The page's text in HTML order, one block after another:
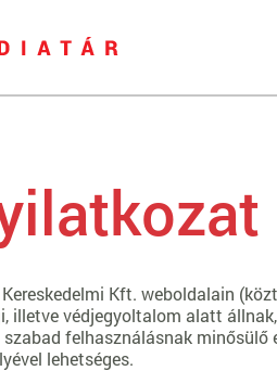
Kft. weboldalain
illetve védjegyoltalom alatt
felhasználásnak
lehetséges.